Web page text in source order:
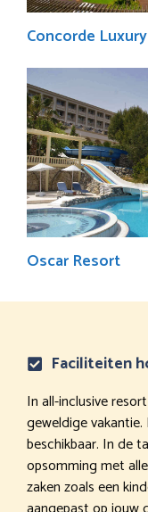
Concorde
Oscar Resort
Faciliteiten
In all-inclusive
geweldige
beschikbaar. In de
opsomming met
zaken zoals een